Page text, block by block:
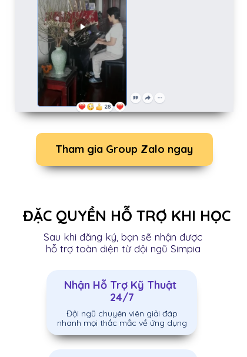
ĐẶC QUYỀN HỖ TRỢ KHI HỌC
Sau khi đăng ký, bạn sẽ nhận được
hỗ trợ toàn diện từ đội ngũ Simpia
Nhận Hỗ Trợ Kỹ Thuật
24/7
Đội ngũ chuyên viên giải đáp
nhanh mọi thắc mắc về ứng dụng
Tham gia Group Zalo ngay